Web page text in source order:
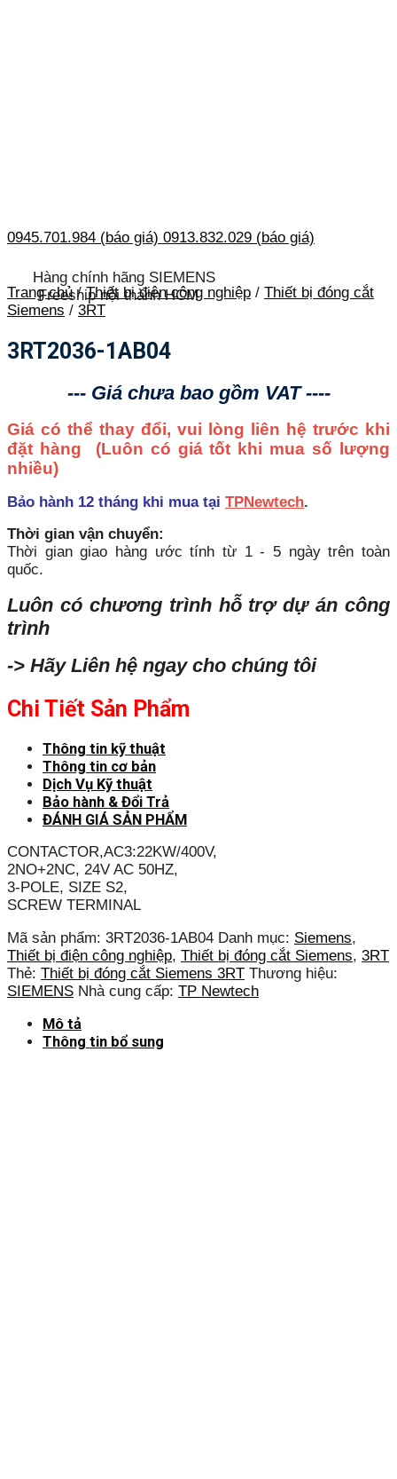
0945.701.984 (báo giá) 0913.832.029 (báo giá)
Hàng chính hãng SIEMENS
Freeship nội thành HCM
Trang chủ / Thiết bị điện công nghiệp / Thiết bị đóng cắt
Siemens / 3RT
3RT2036-1AB04
--- Giá chưa bao gồm VAT ----
Giá có thể thay đổi, vui lòng liên hệ trước khi
đặt hàng (Luôn có giá tốt khi mua số lượng
nhiều)
Bảo hành 12 tháng khi mua tại TPNewtech.
Thời gian vận chuyển:
Thời gian giao hàng ước tính từ 1 - 5 ngày trên toàn
quốc.
Luôn có chương trình hỗ trợ dự án công
trình
-> Hãy Liên hệ ngay cho chúng tôi
Chi Tiết Sản Phẩm
Thông tin kỹ thuật
Thông tin cơ bản
Dịch Vụ Kỹ thuật
Bảo hành & Đổi Trả
ĐÁNH GIÁ SẢN PHẨM
CONTACTOR,AC3:22KW/400V,
2NO+2NC, 24V AC 50HZ,
3-POLE, SIZE S2,
SCREW TERMINAL
Mã sản phẩm: 3RT2036-1AB04 Danh mục: Siemens,
Thiết bị điện công nghiệp, Thiết bị đóng cắt Siemens, 3RT
Thẻ: Thiết bị đóng cắt Siemens 3RT Thương hiệu:
SIEMENS Nhà cung cấp: TP Newtech
Mô tả
Thông tin bổ sung